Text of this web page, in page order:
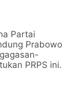
Partai
Prabowo
PRPS ini.